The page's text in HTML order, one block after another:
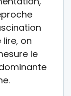
on
le